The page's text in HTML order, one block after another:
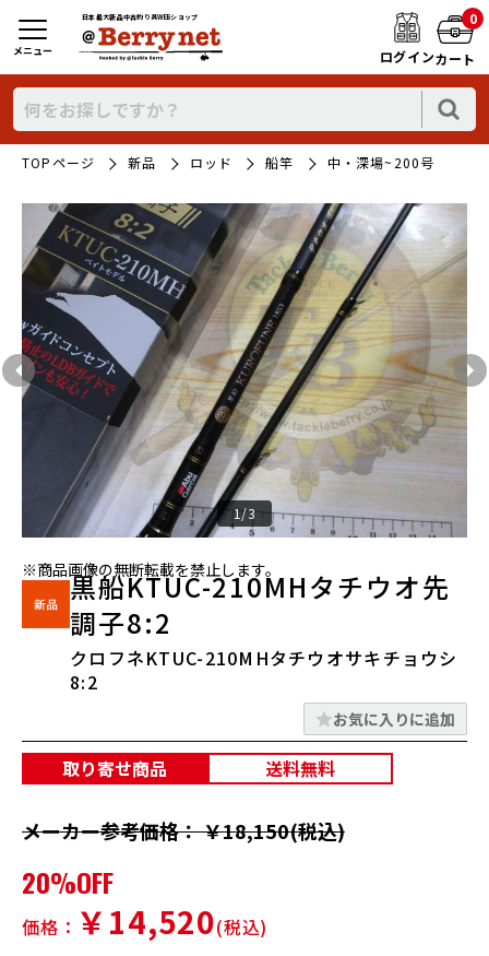
日本最大新品中古釣り具WEBショップ
ログイン
0
カート
メニュー
TOPページ 新品 ロッド 船竿 中・深場~200号
1/3
※商品画像の無断転載を禁止します。
黒船KTUC-210MHタチウオ先
調子8:2
クロフネKTUC-210MHタチウオサキチョウシ
8:2
お気に入りに追加
取り寄せ商品 送料無料
メーカー参考価格： ￥18,150(税込)
20%OFF
価格： ￥14,520(税込)